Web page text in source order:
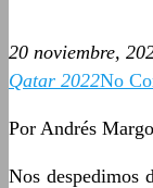
20 noviembre,
Qatar 2022No
Por Andrés
Nos despedimos